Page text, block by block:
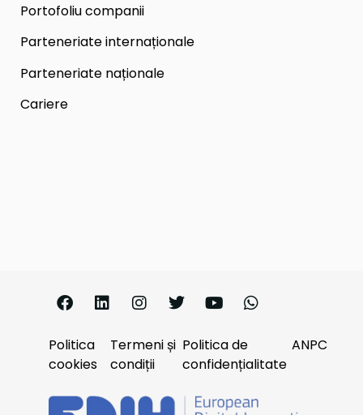
Portofoliu companii
Parteneriate internaționale
Parteneriate naționale
Cariere
Politica
cookies
Termeni și
condiții
Politica de
confidențialitate
ANPC